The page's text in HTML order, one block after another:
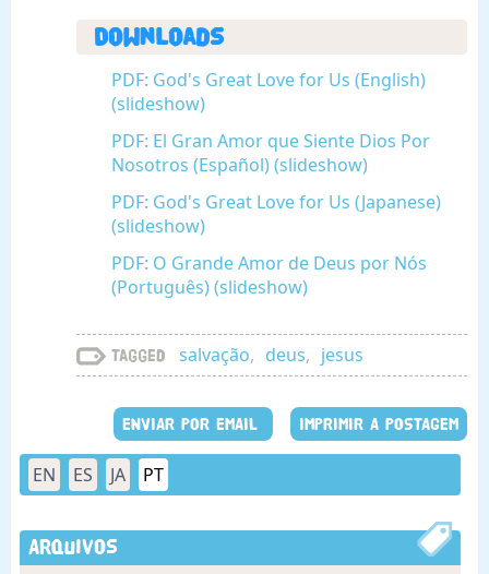
Downloads
PDF: God's Great Love for Us (English)
(slideshow)
PDF: El Gran Amor que Siente Dios Por
Nosotros (Español) (slideshow)
PDF: God's Great Love for Us (Japanese)
(slideshow)
PDF: O Grande Amor de Deus por Nós
(Português) (slideshow)
Tagged salvação, deus, jesus
ENVIAR POR EMAIL IMPRIMIR A POSTAGEM
EN ES JA PT
Arquivos